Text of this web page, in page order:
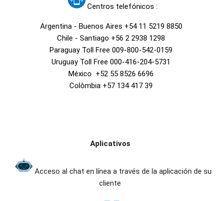
Centros telefónicos :
Argentina - Buenos Aires +54 11 5219 8850
Chile - Santiago +56 2 2938 1298
Paraguay Toll Free 009-800-542-0159
Uruguay Toll Free 000-416-204-5731
México +52 55 8526 6696
Colômbia +57 134 417 39
Aplicativos
Acceso al chat en línea a través de la aplicación de su
cliente